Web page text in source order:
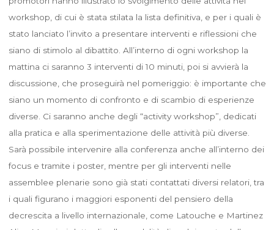
workshop, di cui è stata stilata la lista definitiva, e per i quali è
stato lanciato l’invito a presentare interventi e riflessioni che
siano di stimolo al dibattito. All’interno di ogni workshop la
mattina ci saranno 3 interventi di 10 minuti, poi si avvierà la
discussione, che proseguirà nel pomeriggio: è importante che
siano un momento di confronto e di scambio di esperienze
diverse. Ci saranno anche degli “activity workshop”, dedicati
alla pratica e alla sperimentazione delle attività più diverse.
Sarà possibile intervenire alla conferenza anche all’interno dei
focus e tramite i poster, mentre per gli interventi nelle
assemblee plenarie sono già stati contattati diversi relatori, tra
i quali figurano i maggiori esponenti del pensiero della
decrescita a livello internazionale, come Latouche e Martinez